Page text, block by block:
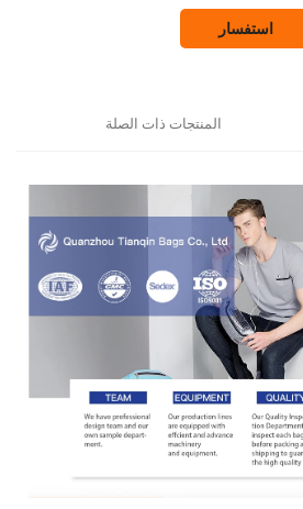
المنتجات ذات الصلة